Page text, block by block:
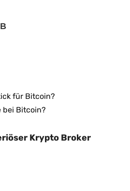
für Bitcoin?
bei Bitcoin?
Krypto Broker